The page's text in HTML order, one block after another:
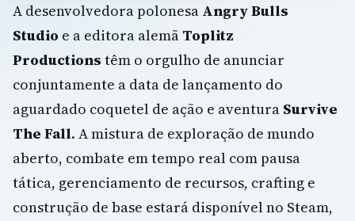
A desenvolvedora polonesa Angry Bulls
Studio e a editora alemã Toplitz
Productions têm o orgulho de anunciar
conjuntamente a data de lançamento do
aguardado coquetel de ação e aventura Survive
The Fall. A mistura de exploração de mundo
aberto, combate em tempo real com pausa
tática, gerenciamento de recursos, crafting e
construção de base estará disponível no Steam,